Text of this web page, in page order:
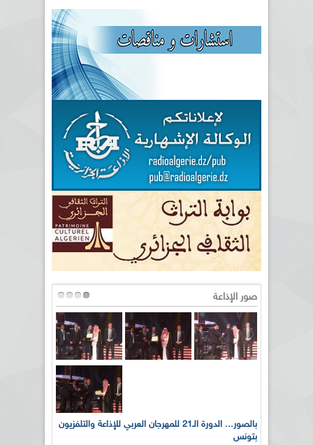
صور الإذاعة
بالصور... الدورة الـ21 للمهرجان العربي للإذاعة والتلفزيون
بتونس